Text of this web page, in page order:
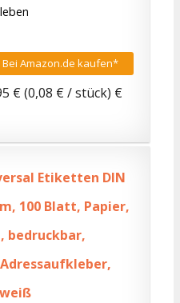
Bei Amazon.de kaufen*
€ (0,08 € / stück) €
Etiketten DIN
100 Blatt, Papier,
bedruckbar,